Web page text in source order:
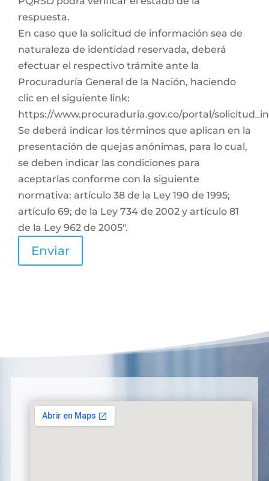
respuesta.
En caso que la solicitud de información sea de
naturaleza de identidad reservada, deberá
efectuar el respectivo trámite ante la
Procuraduría General de la Nación, haciendo
clic en el siguiente link:
https://www.procuraduria.gov.co/portal/
Se deberá indicar los términos que aplican en la
presentación de quejas anónimas, para lo cual,
se deben indicar las condiciones para
aceptarlas conforme con la siguiente
normativa: artículo 38 de la Ley 190 de 1995;
artículo 69; de la Ley 734 de 2002 y artículo 81
de la Ley 962 de 2005".
Enviar